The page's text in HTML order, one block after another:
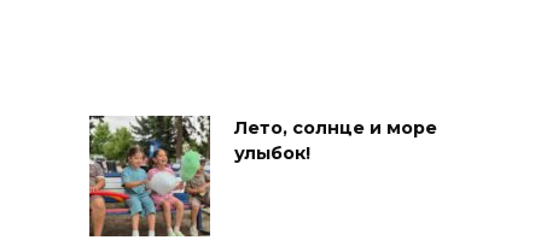
Лето, солнце и море
улыбок!